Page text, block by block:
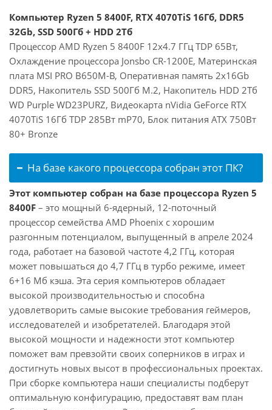
Компьютер Ryzen 5 8400F, RTX 4070TiS 16Гб, DDR5
32Gb, SSD 500Гб + HDD 2Тб
Процессор AMD Ryzen 5 8400F 12x4.7 ГГц TDP 65Вт,
Охлаждение процессора Jonsbo CR-1200E, Материнская
плата MSI PRO B650M-B, Оперативная память 2x16Gb
DDR5, Накопитель SSD 500Гб M.2, Накопитель HDD 2Тб
WD Purple WD23PURZ, Видеокарта nVidia GeForce RTX
4070TiS 16Гб TDP 285Вт mP70, Блок питания ATX 750Вт
80+ Bronze
На базе какого процессора собран этот ПК?
Этот компьютер собран на базе процессора Ryzen 5
8400F – это мощный 6-ядерный, 12-поточный
процессор семейства AMD Phoenix с хорошим
разгонным потенциалом, выпущенный в апреле 2024
года, работает на базовой частоте 4,2 ГГц, которая
может повышаться до 4,7 ГГц в турбо режиме, имеет
6+16 Мб кэша. Эта серия компьютеров обладает
высокой производительностью и способна
удовлетворить самые высокие требования геймеров,
исследователей и изобретателей. Благодаря этой
высокой мощности и надежности этот компьютер
поможет вам превзойти своих соперников в играх и
достигнуть новых высот в профессиональных проектах.
При сборке компьютера наши специалисты подберут
оптимальную конфигурацию, предоставят вам план